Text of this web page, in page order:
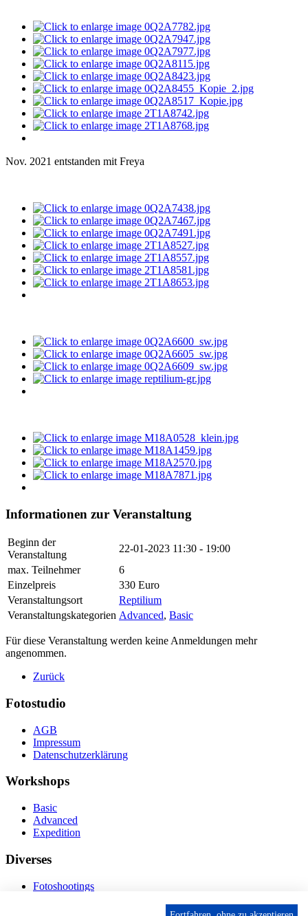
Nov. 2021 entstanden mit Freya
Informationen zur Veranstaltung
Beginn der
Veranstaltung
22-01-2023 11:30 - 19:00
max. Teilnehmer
6
Einzelpreis
330 Euro
Veranstaltungsort
Reptilium
Veranstaltungskategorien Advanced, Basic
Für diese Veranstaltung werden keine Anmeldungen mehr
angenommen.
Zurück
Fotostudio
AGB
Impressum
Datenschutzerklärung
Workshops
Basic
Advanced
Expedition
Diverses
Fotoshootings